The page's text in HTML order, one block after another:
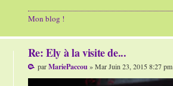
Mon blog !
Re: Ely à la visite de...
parMariePaccou » Mar Juin 23, 2015 8:27 pm